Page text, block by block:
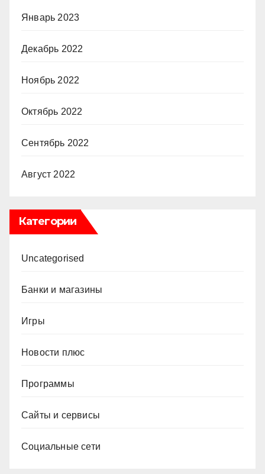
Январь 2023
Декабрь 2022
Ноябрь 2022
Октябрь 2022
Сентябрь 2022
Август 2022
Категории
Uncategorised
Банки и магазины
Игры
Новости плюс
Программы
Сайты и сервисы
Социальные сети